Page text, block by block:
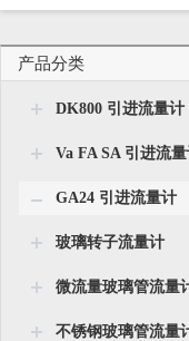
产品分类
DK800 引进流量计
Va FA SA 引进流
GA24 引进流量计
玻璃转子流量计
微流量玻璃管流量
不锈钢玻璃管流量